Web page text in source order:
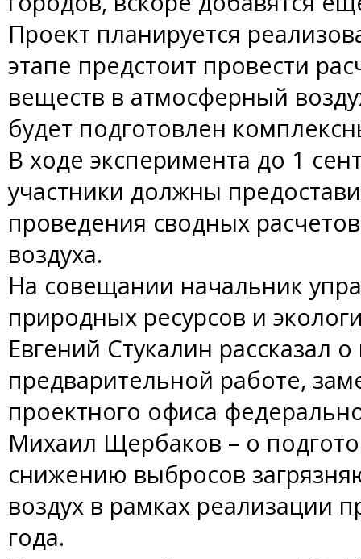
Проект планируется
этапе предстоит провести
веществ в атмосферный
будет подготовлен
В ходе эксперимента до 1
участники должны
проведения сводных
воздуха.
На совещании начальник
природных ресурсов и
Евгений Стукалин рассказал
предварительной работе,
проектного офиса
Михаил Щербаков – о
снижению выбросов
воздух в рамках реализации
года.